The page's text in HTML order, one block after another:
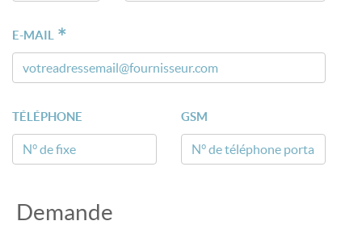
E-MAIL
TÉLÉPHONE GSM
Demande